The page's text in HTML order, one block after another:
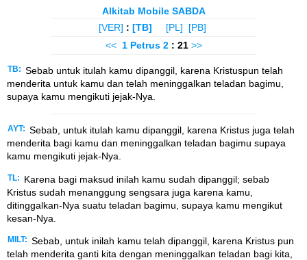
Alkitab Mobile SABDA
[VER] : [TB] [PL]
[PB]
<< 1 Petrus 2 : 21 >>
TB: Sebab untuk itulah kamu dipanggil, karena Kristuspun telah
menderita untuk kamu dan telah meninggalkan teladan bagimu,
supaya kamu mengikuti jejak-Nya.
AYT: Sebab, untuk itulah kamu dipanggil, karena Kristus juga telah
menderita bagi kamu dan meninggalkan teladan bagimu supaya
kamu mengikuti jejak-Nya.
TL:
Karena bagi maksud inilah kamu sudah dipanggil; sebab
Kristus sudah menanggung sengsara juga karena kamu,
ditinggalkan-Nya suatu teladan bagimu, supaya kamu mengikut
kesan-Nya.
MILT: Sebab, untuk inilah kamu telah dipanggil, karena Kristus pun
telah menderita ganti kita dengan meninggalkan teladan bagi kita,